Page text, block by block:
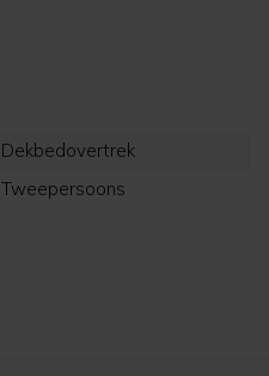
Dekbedovertrek
Tweepersoons